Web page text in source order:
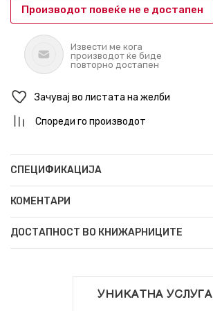
Производот повеќе не е достапен
Извести ме кога
производот ќе биде
повторно достапен
Зачувај во листата на желби
Спореди го производот
СПЕЦИФИКАЦИЈА
КОМЕНТАРИ
ДОСТАПНОСТ ВО КНИЖАРНИЦИТЕ
УНИКАТНА УСЛУГА